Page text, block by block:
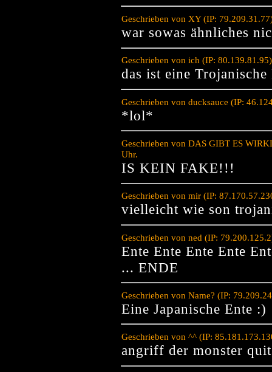
Geschrieben von XY (IP:
war sowas ähnliches
Geschrieben von ich (IP:
das ist eine Trojanische
Geschrieben von ducksauce (IP:
*lol*
Geschrieben von DAS GIBT ES
Uhr.
IS KEIN FAKE!!!
Geschrieben von mir (IP:
vielleicht wie son
Geschrieben von ned (IP:
Ente Ente Ente Ente
... ENDE
Geschrieben von Name? (IP:
Eine Japanische Ente :)
Geschrieben von ^^ (IP:
angriff der monster